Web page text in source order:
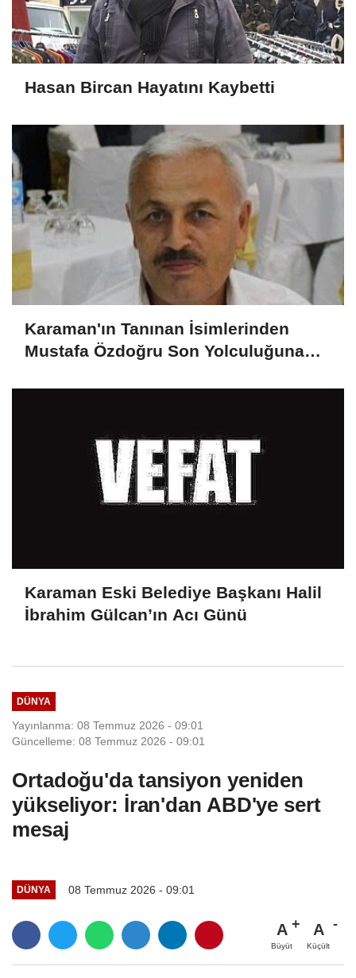
Hasan Bircan Hayatını Kaybetti
Karaman'ın Tanınan İsimlerinden
Mustafa Özdoğru Son Yolculuğuna
Karaman Eski Belediye Başkanı Halil
İbrahim Gülcan’ın Acı Günü
DÜNYA
Yayınlanma: 08 Temmuz 2026 - 09:01
Güncelleme: 08 Temmuz 2026 - 09:01
Ortadoğu'da tansiyon yeniden
yükseliyor: İran'dan ABD'ye sert
mesaj
DÜNYA 08 Temmuz 2026 - 09:01
A
Büyüt
A
Küçült